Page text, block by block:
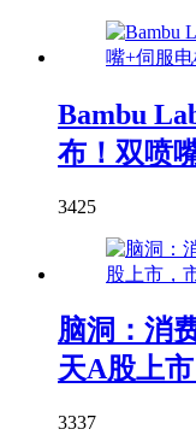
Bambu
布！双喷
3425
脑洞：消
天A股上
3337